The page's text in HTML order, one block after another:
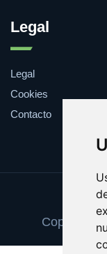
Legal
Legal
Cookies
Contacto
Copyright